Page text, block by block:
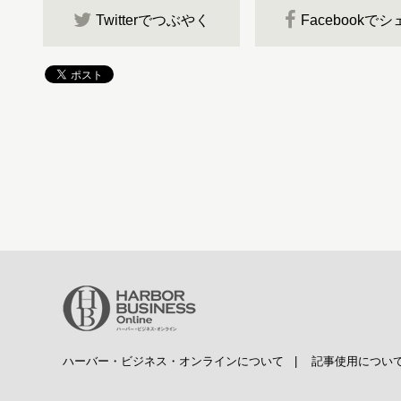
Twitterでつぶやく Facebookでシ
ハーバー・ビジネス・オンラインについて 記事使用につい